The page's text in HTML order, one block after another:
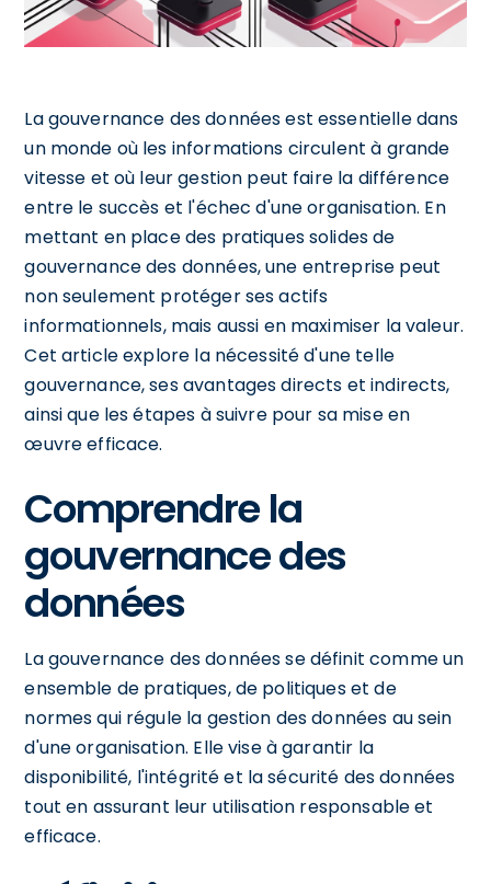
La gouvernance des données est essentielle dans
un monde où les informations circulent à grande
vitesse et où leur gestion peut faire la différence
entre le succès et l'échec d'une organisation. En
mettant en place des pratiques solides de
gouvernance des données, une entreprise peut
non seulement protéger ses actifs
informationnels, mais aussi en maximiser la valeur.
Cet article explore la nécessité d'une telle
gouvernance, ses avantages directs et indirects,
ainsi que les étapes à suivre pour sa mise en
œuvre efficace.
Comprendre la
gouvernance des
données
La gouvernance des données se définit comme un
ensemble de pratiques, de politiques et de
normes qui régule la gestion des données au sein
d'une organisation. Elle vise à garantir la
disponibilité, l'intégrité et la sécurité des données
tout en assurant leur utilisation responsable et
efficace.